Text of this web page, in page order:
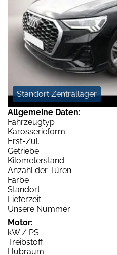
Standort Zentrallager
Allgemeine Daten:
Fahrzeugtyp
Karosserieform
Erst-Zul.
Getriebe
Kilometerstand
Anzahl der Türen
Farbe
Standort
Lieferzeit
Unsere Nummer
Motor:
kW / PS
Treibstoff
Hubraum